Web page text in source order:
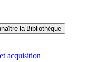
la Bibliothèque
acquisition